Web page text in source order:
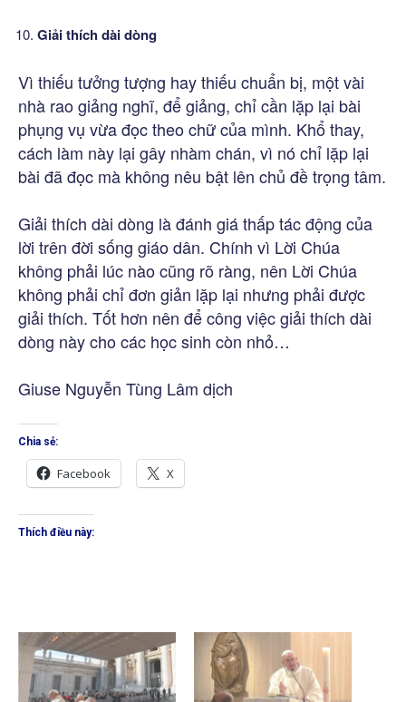
Giải thích dài dòng
Vì thiếu tưởng tượng hay thiếu chuẩn bị, một vài
nhà rao giảng nghĩ, để giảng, chỉ cần lặp lại bài
phụng vụ vừa đọc theo chữ của mình. Khổ thay,
cách làm này lại gây nhàm chán, vì nó chỉ lặp lại
bài đã đọc mà không nêu bật lên chủ đề trọng tâm.
Giải thích dài dòng là đánh giá thấp tác động của
lời trên đời sống giáo dân. Chính vì Lời Chúa
không phải lúc nào cũng rõ ràng, nên Lời Chúa
không phải chỉ đơn giản lặp lại nhưng phải được
giải thích. Tốt hơn nên để công việc giải thích dài
dòng này cho các học sinh còn nhỏ…
Giuse Nguyễn Tùng Lâm dịch
Chia sẻ:
Facebook X
Thích điều này: